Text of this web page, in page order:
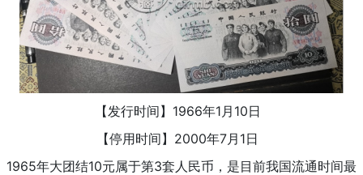
【发行时间】1966年1月10日
【停用时间】2000年7月1日
1965年大团结10元属于第3套人民币，是目前我国流通时间最